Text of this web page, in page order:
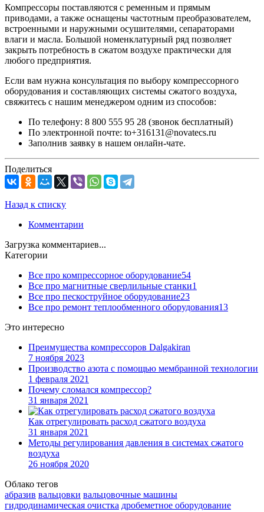
Компрессоры поставляются с ременным и прямым
приводами, а также оснащены частотным преобразователем,
встроенными и наружными осушителями, сепараторами
влаги и масла. Большой номенклатурный ряд позволяет
закрыть потребность в сжатом воздухе практически для
любого предприятия.
Если вам нужна консультация по выбору компрессорного
оборудования и составляющих системы сжатого воздуха,
свяжитесь с нашим менеджером одним из способов:
По телефону: 8 800 555 95 28 (звонок бесплатный)
По электронной почте: to+316131@novatecs.ru
Заполнив заявку в нашем онлайн-чате.
Поделиться
Назад к списку
Комментарии
Загрузка комментариев...
Категории
Все про компрессорное оборудование54
Все про магнитные сверлильные станки1
Все про пескоструйное оборудование23
Все про ремонт теплообменного оборудования13
Это интересно
Преимущества компрессоров Dalgakiran
7 ноября 2023
Производство азота с помощью мембранной технологии
1 февраля 2021
Почему сломался компрессор?
31 января 2021
Как отрегулировать расход сжатого воздуха
31 января 2021
Методы регулирования давления в системах сжатого
воздуха
26 ноября 2020
Облако тегов
абразив вальцовки вальцовочные машины
гидродинамическая очистка дробеметное оборудование